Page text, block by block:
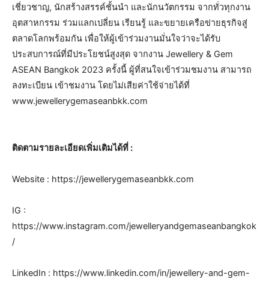
เชี่ยวชาญ, นักสร้างสรรค์ชั้นนำ และนักนวัตกรรม จากทั่วทุกงาน
อุตสาหกรรม ร่วมแลกเปลี่ยน เรียนรู้ และขยายเครือข่ายธุรกิจสู่
ตลาดโลกพร้อมกัน เพื่อให้ผู้เข้าร่วมงานมั่นใจว่าจะได้รับ
ประสบการณ์ที่มีประโยชน์สูงสุด จากงาน Jewellery & Gem
ASEAN Bangkok 2023 ครั้งนี้ ผู้ที่สนใจเข้าร่วมชมงาน สามารถ
ลงทะเบียน เข้าชมงาน โดยไม่เสียค่าใช้จ่ายได้ที่
www.jewellerygemaseanbkk.com
ติดตามรายละเอียดเพิ่มเติมได้ที่ :
Website : https://jewellerygemaseanbkk.com
IG :
https://www.instagram.com/jewelleryandgemaseanbangkok
/
LinkedIn : https://www.linkedin.com/in/jewellery-and-gem-